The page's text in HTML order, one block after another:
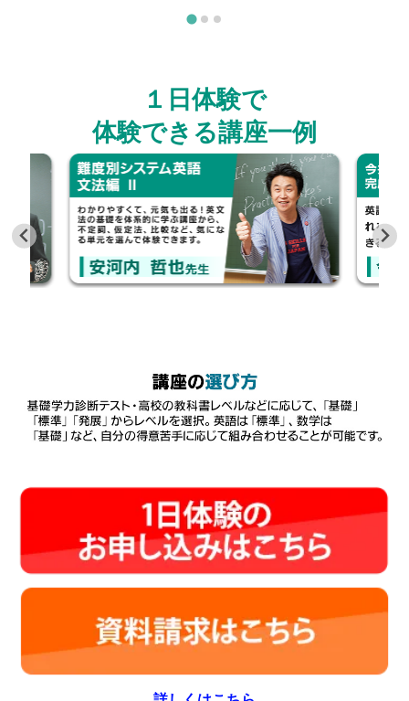
１日体験で
体験できる講座一例